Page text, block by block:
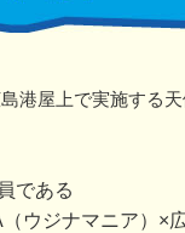
港屋上で実施する天
である
ウジナマニア）×